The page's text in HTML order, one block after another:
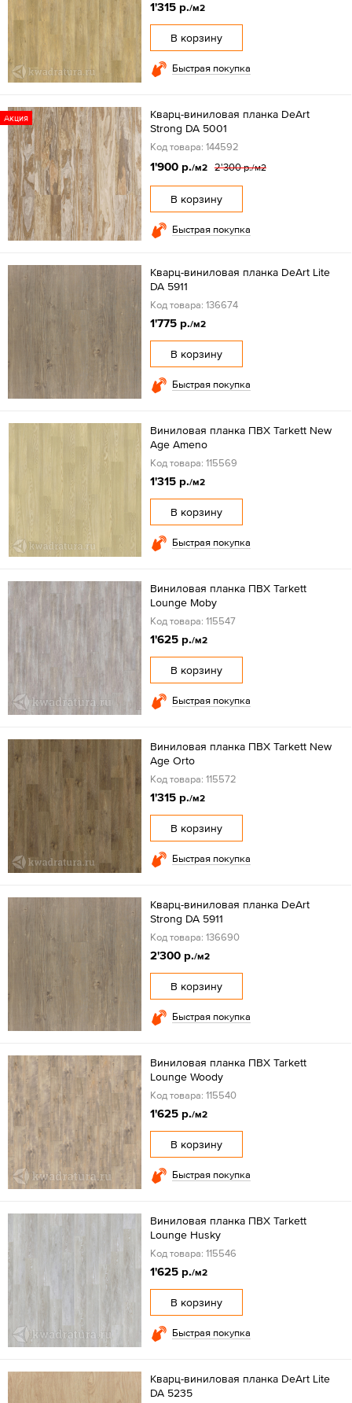
1'315 р./м2
В корзину
Быстрая покупка
Акция
Кварц-виниловая планка DeArt
Strong DA 5001
Код товара: 144592
1'900 р./м2 2'300 р./м2
В корзину
Быстрая покупка
Кварц-виниловая планка DeArt Lite
DA 5911
Код товара: 136674
1'775 р./м2
В корзину
Быстрая покупка
Виниловая планка ПВХ Tarkett New
Age Ameno
Код товара: 115569
1'315 р./м2
В корзину
Быстрая покупка
Виниловая планка ПВХ Tarkett
Lounge Moby
Код товара: 115547
1'625 р./м2
В корзину
Быстрая покупка
Виниловая планка ПВХ Tarkett New
Age Orto
Код товара: 115572
1'315 р./м2
В корзину
Быстрая покупка
Кварц-виниловая планка DeArt
Strong DA 5911
Код товара: 136690
2'300 р./м2
В корзину
Быстрая покупка
Виниловая планка ПВХ Tarkett
Lounge Woody
Код товара: 115540
1'625 р./м2
В корзину
Быстрая покупка
Виниловая планка ПВХ Tarkett
Lounge Husky
Код товара: 115546
1'625 р./м2
В корзину
Быстрая покупка
Кварц-виниловая планка DeArt Lite
DA 5235